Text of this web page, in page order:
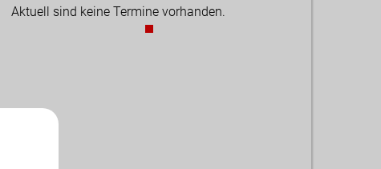
Aktuell sind keine Termine vorhanden.